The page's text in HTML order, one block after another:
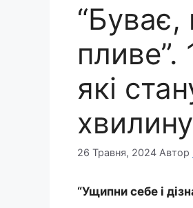
які
хвилину
26 Травня, 2024 Автор
“Ущипни себе і